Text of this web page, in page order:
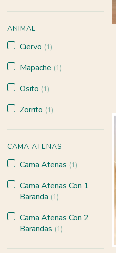
ANIMAL
Ciervo (1)
Mapache (1)
Osito (1)
Zorrito (1)
CAMA ATENAS
Cama Atenas (1)
Cama Atenas Con 1
Baranda (1)
Cama Atenas Con 2
Barandas (1)